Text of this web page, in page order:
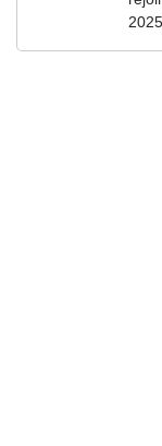
2025.